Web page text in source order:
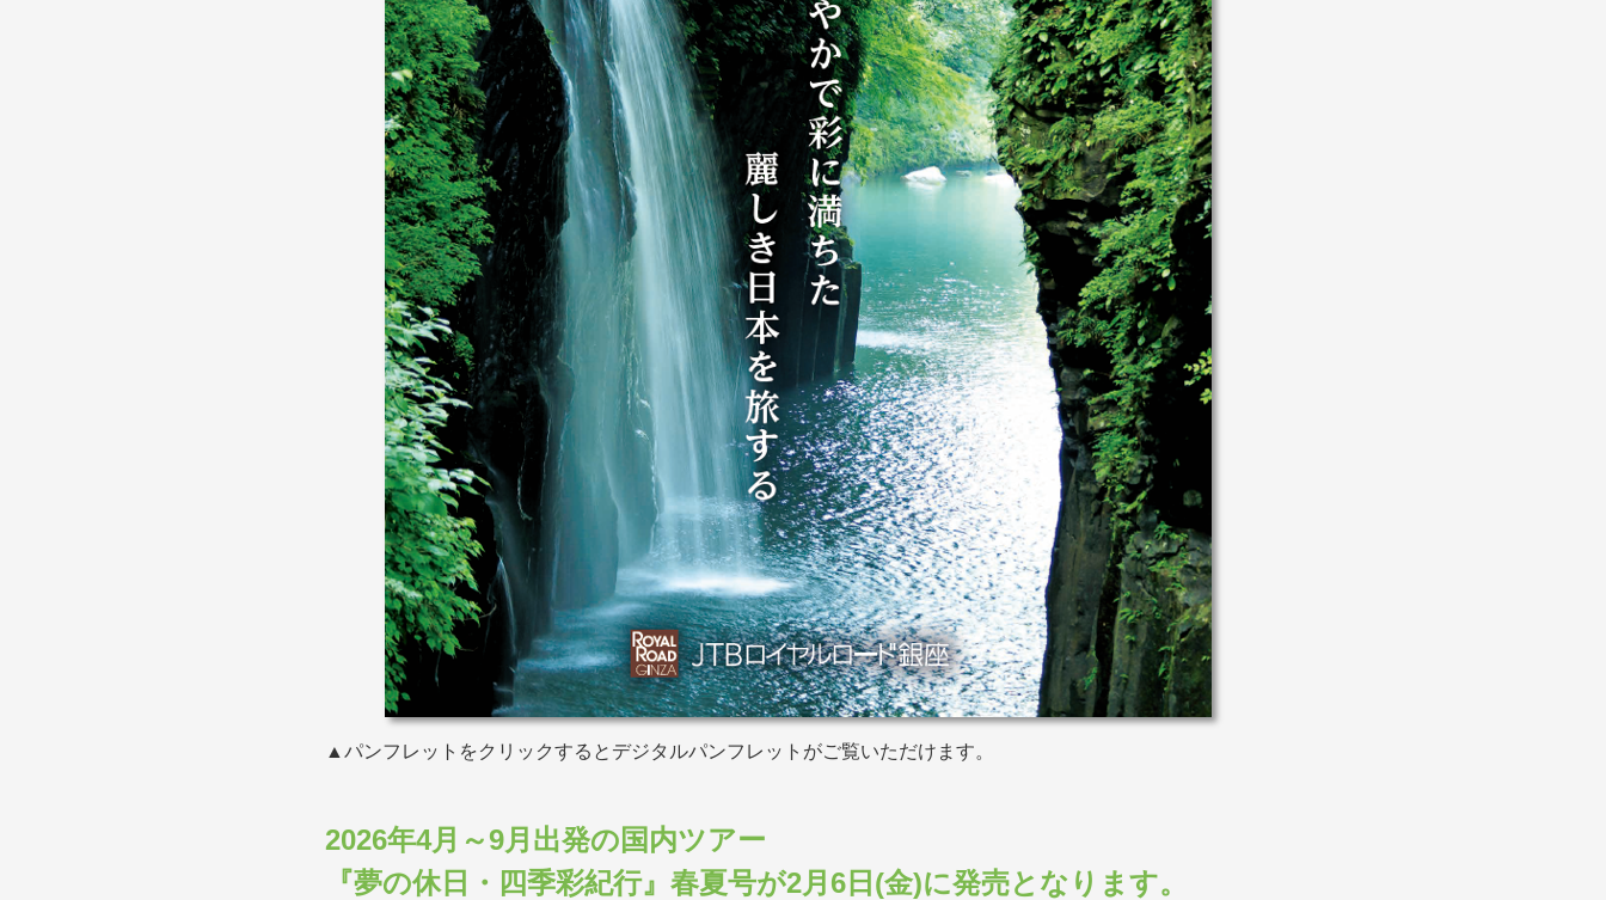
日系航空会社で行く
世界遺産を訪れる
1度は見てみたい遺跡
野生動物に出合う
オーロラ クルーズ 音楽鑑賞
名画鑑賞
お花・紅葉
鉄道の旅
ハイキング・トレッキング
専任ガイド・講師同行の旅
1名様からの旅
ラ・プルミエール（エールフランス航空）
美食・旬の味覚を味わう
アドベンチャーツーリズム・ウォーキング
観光列車
島旅
芸術鑑賞（美術、音楽）・講師同行の旅
▲パンフレットをクリックするとデジタルパンフレットがご覧いただけます。
2026年4月～9月出発の国内ツアー
『夢の休日・四季彩紀行』春夏号が2月6日(金)に発売となります。